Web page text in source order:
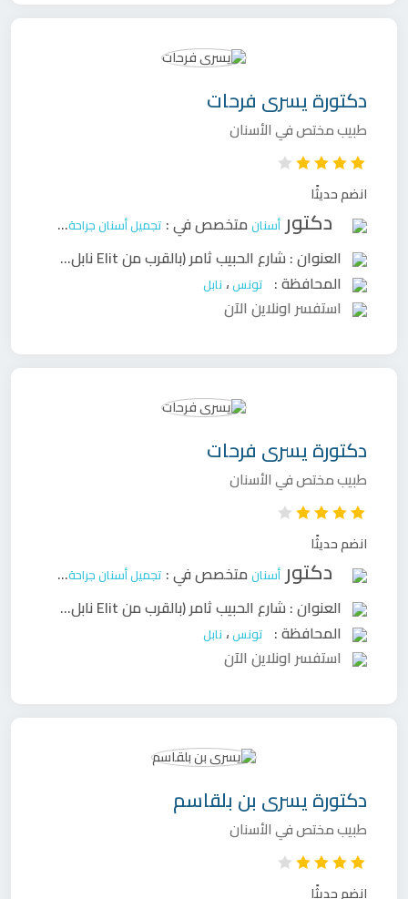
دكتورةيسرى فرحات
طبيب مختص في الأسنان
انضم حديثًا
دكتورأسنانمتخصص في : تجميل أسنانجراحة وجه وفكين
العنوان :شارع الحبيب ثامر (بالقرب من Elit نابل)
،
المحافظة : تونس، نابل
استفسر اونلاين الآن
دكتورةيسرى فرحات
طبيب مختص في الأسنان
انضم حديثًا
دكتورأسنانمتخصص في : تجميل أسنانجراحة وجه وفكين
العنوان :شارع الحبيب ثامر (بالقرب من Elit نابل)
،
المحافظة : تونس، نابل
استفسر اونلاين الآن
دكتورةيسرى بن بلقاسم
طبيب مختص في الأسنان
انضم حديثًا